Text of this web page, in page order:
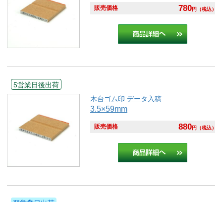
販売価格 780円 （税込）
5営業日後出荷
木台ゴム印 データ入稿
3.5×59mm
販売価格 880円 （税込）